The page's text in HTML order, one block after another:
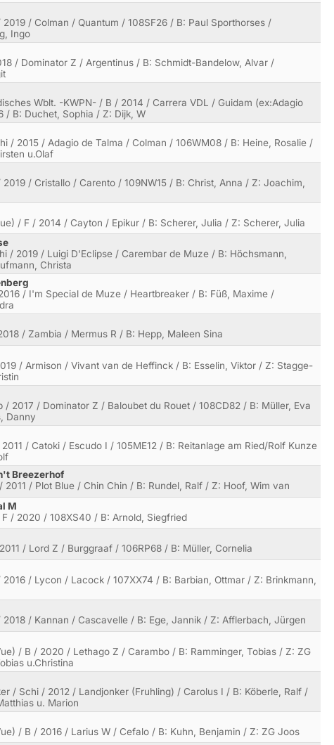
/ Colman / Quantum / 108SF26 / B: Paul Sporthorses /
Ingo
/ Dominator Z / Argentinus / B: Schmidt-Bandelow, Alvar /
Wblt. -KWPN- / B / 2014 / Carrera VDL / Guidam (ex:Adagio
/ B: Duchet, Sophia / Z: Dijk, W
/ 2015 / Adagio de Talma / Colman / 106WM08 / B: Heine, Rosalie /
u.Olaf
/ Cristallo / Carento / 109NW15 / B: Christ, Anna / Z: Joachim,
/ F / 2014 / Cayton / Epikur / B: Scherer, Julia / Z: Scherer, Julia
/ 2019 / Luigi D'Eclipse / Carembar de Muze / B: Höchsmann,
Christa
/ I'm Special de Muze / Heartbreaker / B: Füß, Maxime /
/ Zambia / Mermus R / B: Hepp, Maleen Sina
/ Armison / Vivant van de Heffinck / B: Esselin, Viktor / Z: Stagge-
/ 2017 / Dominator Z / Baloubet du Rouet / 108CD82 / B: Müller, Eva
Danny
/ Catoki / Escudo I / 105ME12 / B: Reitanlage am Ried/Rolf Kunze
Breezerhof
2011 / Plot Blue / Chin Chin / B: Rundel, Ralf / Z: Hoof, Wim van
M
F / 2020 / 108XS40 / B: Arnold, Siegfried
/ Lord Z / Burggraaf / 106RP68 / B: Müller, Cornelia
/ Lycon / Lacock / 107XX74 / B: Barbian, Ottmar / Z: Brinkmann,
2018 / Kannan / Cascavelle / B: Ege, Jannik / Z: Afflerbach, Jürgen
/ B / 2020 / Lethago Z / Carambo / B: Ramminger, Tobias / Z: ZG
u.Christina
/ Schi / 2012 / Landjonker (Fruhling) / Carolus I / B: Köberle, Ralf /
u. Marion
/ B / 2016 / Larius W / Cefalo / B: Kuhn, Benjamin / Z: ZG Joos